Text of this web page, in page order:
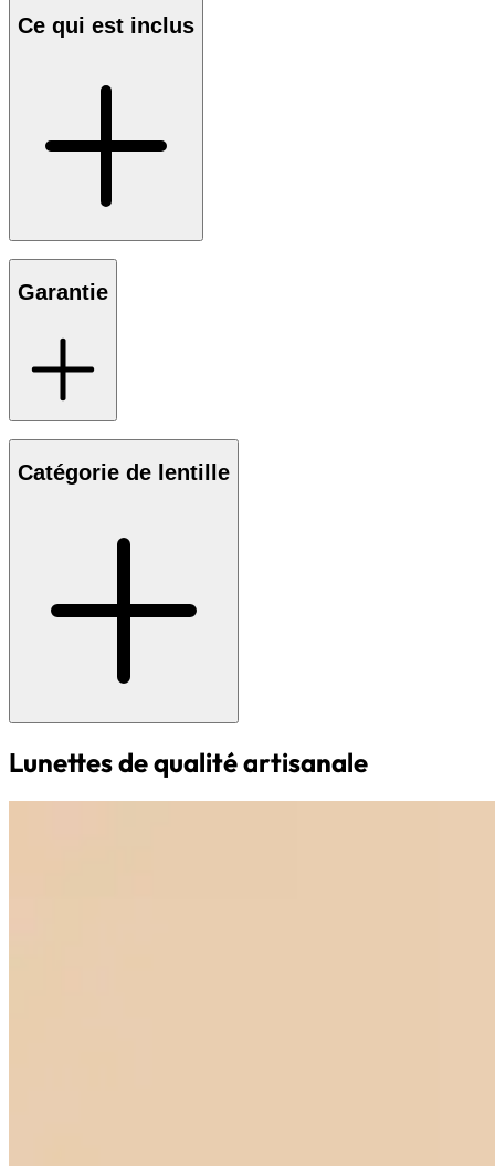
Ce qui est inclus
Garantie
Catégorie de lentille
Lunettes de qualité artisanale